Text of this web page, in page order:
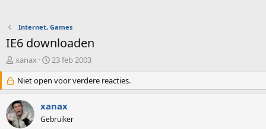
Internet, Games
IE6 downloaden
O
d
e
r
w
e
xanax
S
a
r
d
a
23 feb 2003
Niet open voor verdere reacties.
xanax
Gebruiker